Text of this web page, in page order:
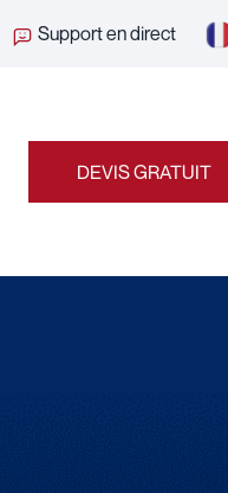
Support en direct
DEVIS GRATUIT